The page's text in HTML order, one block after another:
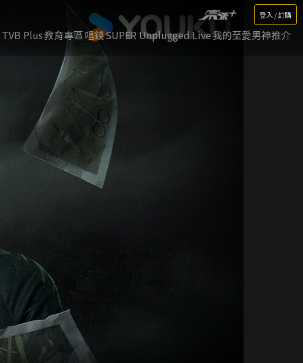
登入 / 訂購
TVB Plus教育專區唱錢SUPER Unplugged Live我的至愛男神推介